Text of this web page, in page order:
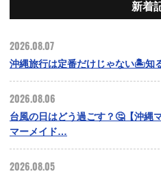
新着
2026.08.07
沖縄旅行は定番だけじゃない🏝️知
2026.08.06
台風の日はどう過ごす？🤔【沖縄
マーメイド…
2026.08.05